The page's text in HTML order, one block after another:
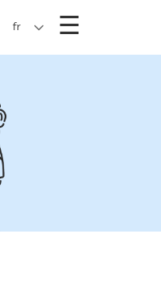
fr ☰